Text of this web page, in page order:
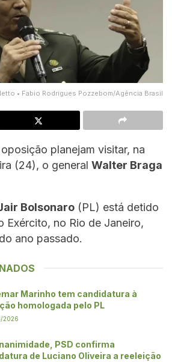
• Fabio Rodrigues Pozzebom/Agência Brasil
planejam visitar, na
(24), o general Walter Braga
Bolsonaro (PL) está detido
Exército, no Rio de Janeiro,
ano passado.
Marinho tem candidatura à
homologada pelo PL
2026
PSD confirma
de Luciano Oliveira a reeleição